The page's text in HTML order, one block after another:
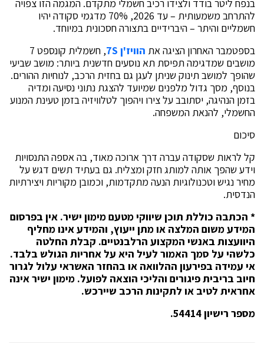
בנפח ליטר בודד ולצידו רכיב חשמלי מתקדם. המגמה הזו צפויה
להתרחב משמעותית – עד 2026, 70% מדגמי סקודה יהיו
חשמליים והיתר – היברידיים בתצורה חסכונית במיוחד.
בספטמבר האחרון הציגה את הוויז'ן 7S
, חשמלית קונספט 7
מושבים שמדגימה תפיסת תא נוסעים חדשנית ביותר: מושב שביעי
שהופך למושב תינוק שניתן לעגן גם בחזית הרכב, לנוחיות ההורים.
בנוסף, מסך גדול מלפנים שמיועד להצגת נתוני נסיעה ומדיה
בזמן הנהיגה, יסתובב על צירו ויהפוך לטלוויזיה בזמן טעינת המנוע
החשמלי, להנאת המשפחה.
סיכום
קל לראות שסקודה עברה דרך ארוכה מאוד, בה אספה התנסויות
וידע שהפך אותה למותג חזק ומצליח. גם בעתיד תשים דגש על
מחיר נגיש וטכנולוגיות הנעה מתקדמות, וכמובן מקוריות ויצירתיות
הנדסית.
* הכתבה כוללת תוכן שיווקי מטעם מימון ישיר. אין בפרסום
המידע משום המלצה או מתן ייעוץ, והמידע אינו מחליף
היוועצות באנשי המקצוע הרלבנטיים. קבלת החלטה
כלשהי על סמך האמור לעיל היא על אחריות הגולש בלבד.
אי עמידה בפירעון ההלוואה או בהחזר האשראי עלול לגרור
חיוב בריבית פיגורים והליכי הוצאה לפועל. מימון ישיר אינה
אחראית לטיב או לתקינות הרכב שיירכש.
מספר רישיון 54414.